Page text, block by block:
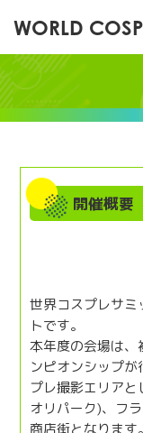
WORLD
開催概要
世界コスプレサ
トです。
本年度の会場は
ンピオンシップ
プレ撮影エリア
オリパーク)、フ
商店街となります。